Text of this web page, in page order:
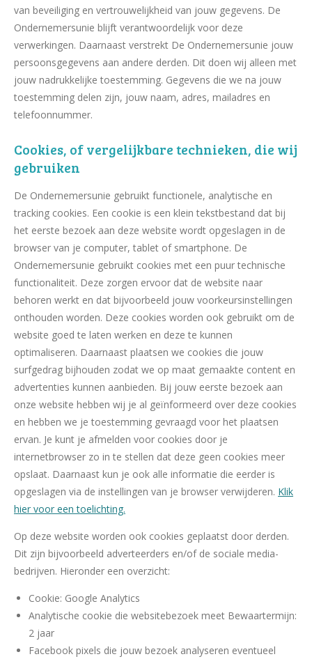
van beveiliging en vertrouwelijkheid van jouw gegevens. De
Ondernemersunie blijft verantwoordelijk voor deze
verwerkingen. Daarnaast verstrekt De Ondernemersunie jouw
persoonsgegevens aan andere derden. Dit doen wij alleen met
jouw nadrukkelijke toestemming. Gegevens die we na jouw
toestemming delen zijn, jouw naam, adres, mailadres en
telefoonnummer.
Cookies, of vergelijkbare technieken, die wij
gebruiken
De Ondernemersunie gebruikt functionele, analytische en
tracking cookies. Een cookie is een klein tekstbestand dat bij
het eerste bezoek aan deze website wordt opgeslagen in de
browser van je computer, tablet of smartphone. De
Ondernemersunie gebruikt cookies met een puur technische
functionaliteit. Deze zorgen ervoor dat de website naar
behoren werkt en dat bijvoorbeeld jouw voorkeursinstellingen
onthouden worden. Deze cookies worden ook gebruikt om de
website goed te laten werken en deze te kunnen
optimaliseren. Daarnaast plaatsen we cookies die jouw
surfgedrag bijhouden zodat we op maat gemaakte content en
advertenties kunnen aanbieden. Bij jouw eerste bezoek aan
onze website hebben wij je al geïnformeerd over deze cookies
en hebben we je toestemming gevraagd voor het plaatsen
ervan. Je kunt je afmelden voor cookies door je
internetbrowser zo in te stellen dat deze geen cookies meer
opslaat. Daarnaast kun je ook alle informatie die eerder is
opgeslagen via de instellingen van je browser verwijderen. Klik
hier voor een toelichting.
Op deze website worden ook cookies geplaatst door derden.
Dit zijn bijvoorbeeld adverteerders en/of de sociale media-
bedrijven. Hieronder een overzicht:
Cookie: Google Analytics
Analytische cookie die websitebezoek meet Bewaartermijn:
2 jaar
Facebook pixels die jouw bezoek analyseren eventueel